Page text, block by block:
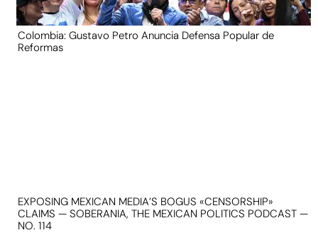
Colombia: Gustavo Petro Anuncia Defensa Popular de
Reformas
EXPOSING MEXICAN MEDIA’S BOGUS «CENSORSHIP»
CLAIMS — SOBERANIA, THE MEXICAN POLITICS PODCAST —
NO. 114